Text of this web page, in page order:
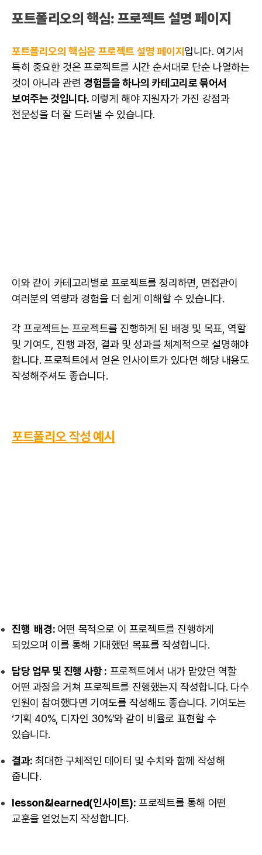
포트폴리오의 핵심: 프로젝트 설명페이지
포트폴리오의 핵심은 프로젝트 설명페이지 입니다. 여기서
특히 중요한 것은 프로젝트를 시간 순서대로 단순 나열하는
것이 아니라 관련 경험들을 하나의 카테고리로 묶어서
보여주는 것입니다. 이렇게 해야 지원자가 가진 강점과
전문성을 더 잘 드러낼 수 있습니다.
이와 같이 카테고리별로 프로젝트를 정리하면, 면접관이
여러분의 역량과 경험을 더 쉽게 이해할 수 있습니다.
각 프로젝트는 프로젝트를 진행하게 된 배경 및 목표, 역할
및 기여도, 진행 과정, 결과 및 성과를 체계적으로 설명해야
합니다. 프로젝트에서 얻은 인사이트가 있다면 해당 내용도
작성해주셔도 좋습니다.
포트폴리오 작성 예시
진행 배경: 어떤 목적으로 이 프로젝트를 진행하게
되었으며 이를 통해 기대했던 목표를 작성합니다.
답당 업무 및 진행 사항 : 프로젝트에서 내가 맡았던 역할
어떤 과정을 거쳐 프로젝트를 진행했는지 작성합니다. 다수
인원이 참여했다면 기여도를 작성해도 좋습니다. 기여도는
‘기획 40%, 디자인 30%’와 같이 비율로 표현할 수
있습니다.
결과: 최대한 구체적인 데이터 및 수치와 함께 작성해
줍니다.
lesson&learned(인사이트): 프로젝트를 통해 어떤
교훈을 얻었는지 작성합니다.